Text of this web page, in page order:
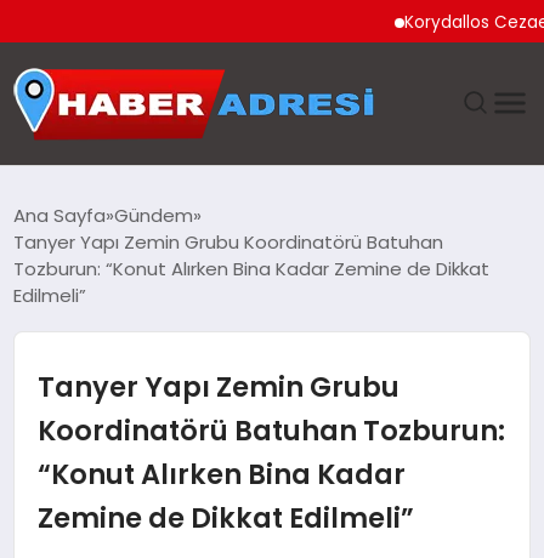
Korydallos
GÜNDEM
EKONOMI
TEKNOLOJI
EĞITIM
Ana Sayfa Gündem
Tanyer Yapı Zemin Grubu Koordinatörü Batuhan
Tozburun: “Konut Alırken Bina Kadar Zemine de Dikkat
Edilmeli”
Tanyer Yapı Zemin Grubu
Koordinatörü Batuhan Tozburun:
“Konut Alırken Bina Kadar
Zemine de Dikkat Edilmeli”